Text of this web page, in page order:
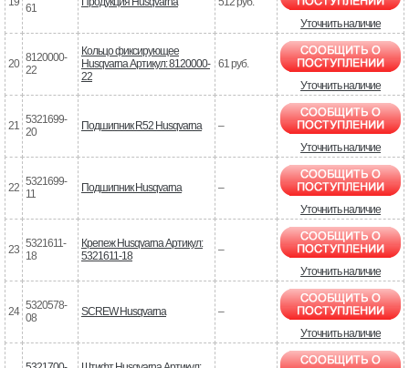
61
Уточнить наличие
20 8120000-
22
Кольцо фиксирующее
Husqvarna Артикул: 8120000-
22
61 руб.
Уточнить наличие
21 5321699-
20
Подшипник R52 Husqvarna
–
Уточнить наличие
22 5321699-
11
Подшипник Husqvarna
–
Уточнить наличие
23 5321611-
18
Крепеж Husqvarna Артикул:
5321611-18
–
Уточнить наличие
24 5320578-
08
SCREW Husqvarna
–
Уточнить наличие